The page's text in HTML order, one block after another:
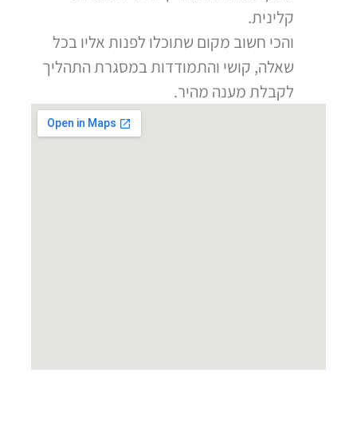
קלינית.
והכי חשוב מקום שתוכלו לפנות אליו בכל
שאלה, קושי והתמודדות במסגרת התהליך
לקבלת מענה מהיר.